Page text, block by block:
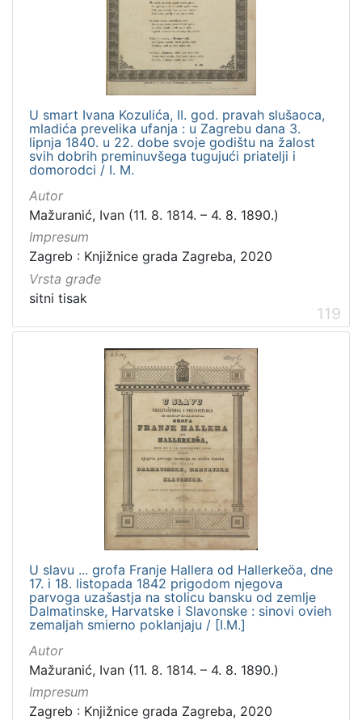
U smart Ivana Kozulića, II. god. pravah slušaoca,
mladića prevelika ufanja : u Zagrebu dana 3.
lipnja 1840. u 22. dobe svoje godištu na žalost
svih dobrih preminuvšega tugujući priatelji i
domorodci / I. M.
Autor
Mažuranić, Ivan (11. 8. 1814. – 4. 8. 1890.)
Impresum
Zagreb : Knjižnice grada Zagreba, 2020
Vrsta građe
sitni tisak
119
U slavu ... grofa Franje Hallera od Hallerkeöa, dne
17. i 18. listopada 1842 prigodom njegova
parvoga uzašastja na stolicu bansku od zemlje
Dalmatinske, Harvatske i Slavonske : sinovi ovieh
zemaljah smierno poklanjaju / [I.M.]
Autor
Mažuranić, Ivan (11. 8. 1814. – 4. 8. 1890.)
Impresum
Zagreb : Knjižnice grada Zagreba, 2020